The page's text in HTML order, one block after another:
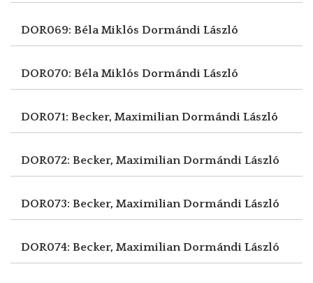
DOR069: Béla Miklós Dormándi László
DOR070: Béla Miklós Dormándi László
DOR071: Becker, MaximilianDormándi László
DOR072: Becker, MaximilianDormándi László
DOR073: Becker, MaximilianDormándi László
DOR074: Becker, MaximilianDormándi László